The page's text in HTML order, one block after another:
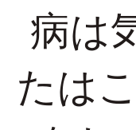
病は
たは